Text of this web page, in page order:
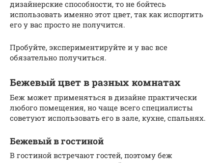
дизайнерские способности, то не бойтесь
использовать именно этот цвет, так как испортить
его у вас просто не получится.
Пробуйте, экспериментируйте и у вас все
обязательно получиться.
Бежевый цвет в разных комнатах
Беж может применяться в дизайне практически
любого помещения, но чаще всего специалисты
советуют использовать его в зале, кухне, спальнях.
Бежевый в гостиной
В гостиной встречают гостей, поэтому беж